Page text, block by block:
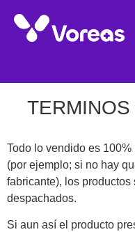
Todo lo vendido es
(por ejemplo; si no hay
fabricante), los
despachados.
Si aun así el producto